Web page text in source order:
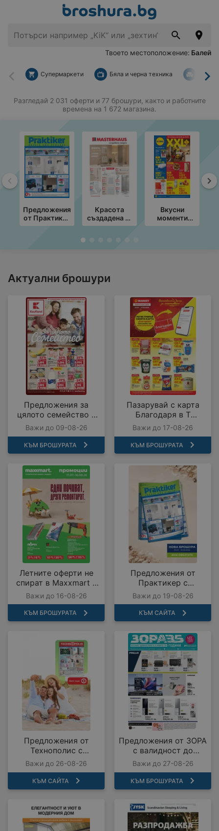
Твоето местоположение: Балей
Назад
Супермаркети Бяла и черна техника За
Разгледай 2 031 оферти и 77 брошури, както и работните
времена на 1 672 магазина.
Назад
Предложения
от Практикер
с валидност
Красота
създадена за
Вашия
валидност до
Вкусни
моменти
край грила с
Актуални брошури
Предложения за
цялото семейство в
Kaufland с валидност
до 09.08.2026
Важи до 09-08-26
КЪМ БРОШУРАТА
Пазарувай с карта
Благодаря в T
MARKET с
предложения с
валидност до
17.08.2026
Важи до 17-08-26
КЪМ БРОШУРАТА
Летните оферти не
спират в Maxxmart с
валидност до
16.08.2026
Важи до 16-08-26
КЪМ БРОШУРАТА
Предложения от
Практикер с
валидност до
19.08.2026
Важи до 19-08-26
КЪМ САЙТА
Предложения от
Технополис с
валидност до
26.08.2026
Важи до 26-08-26
КЪМ САЙТА
Предложения от ЗОРА
с валидност до
27.08.2026
Важи до 27-08-26
КЪМ БРОШУРАТА